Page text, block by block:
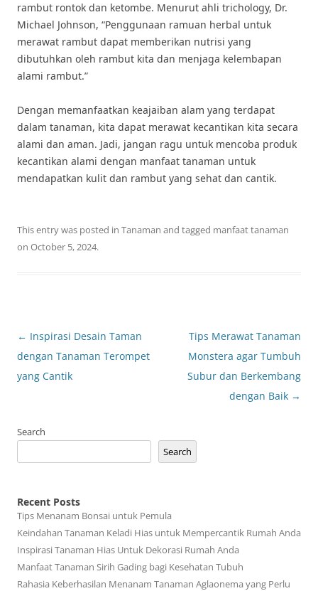
rambut rontok dan ketombe. Menurut ahli trichology, Dr.
Michael Johnson, “Penggunaan ramuan herbal untuk
merawat rambut dapat memberikan nutrisi yang
dibutuhkan oleh rambut kita dan menjaga kelembapan
alami rambut.”
Dengan memanfaatkan keajaiban alam yang terdapat
dalam tanaman, kita dapat merawat kecantikan kita secara
alami dan aman. Jadi, jangan ragu untuk mencoba produk
kecantikan alami dengan manfaat tanaman untuk
mendapatkan kulit dan rambut yang sehat dan cantik.
This entry was posted in Tanaman and tagged manfaat tanaman
on October 5, 2024.
Post
navigation
← Inspirasi Desain Taman
dengan Tanaman Terompet
yang Cantik
Tips Merawat Tanaman
Monstera agar Tumbuh
Subur dan Berkembang
dengan Baik →
Search
Search
Recent Posts
Tips Menanam Bonsai untuk Pemula
Keindahan Tanaman Keladi Hias untuk Mempercantik Rumah Anda
Inspirasi Tanaman Hias Untuk Dekorasi Rumah Anda
Manfaat Tanaman Sirih Gading bagi Kesehatan Tubuh
Rahasia Keberhasilan Menanam Tanaman Aglaonema yang Perlu